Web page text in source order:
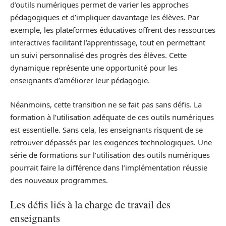
d’outils numériques permet de varier les approches
pédagogiques et d’impliquer davantage les élèves. Par
exemple, les plateformes éducatives offrent des ressources
interactives facilitant l’apprentissage, tout en permettant
un suivi personnalisé des progrès des élèves. Cette
dynamique représente une opportunité pour les
enseignants d’améliorer leur pédagogie.
Néanmoins, cette transition ne se fait pas sans défis. La
formation à l’utilisation adéquate de ces outils numériques
est essentielle. Sans cela, les enseignants risquent de se
retrouver dépassés par les exigences technologiques. Une
série de formations sur l’utilisation des outils numériques
pourrait faire la différence dans l’implémentation réussie
des nouveaux programmes.
Les défis liés à la charge de travail des
enseignants